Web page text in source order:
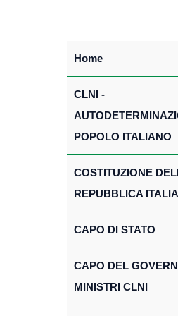
Home
CLNI -
POPOLO ITALIANO
COSTITUZIONE
REPUBBLICA
CAPO DI STATO
CAPO DEL
MINISTRI CLNI